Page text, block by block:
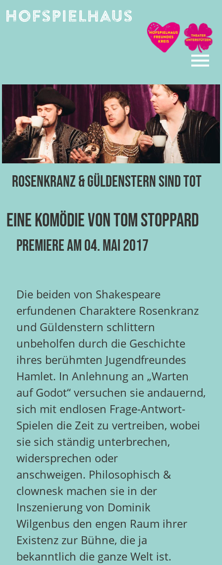
Rosenkranz & Güldenstern sind tot
Eine Komödie von Tom Stoppard
Premiere am 04. Mai 2017
Die beiden von Shakespeare
erfundenen Charaktere Rosenkranz
und Güldenstern schlittern
unbeholfen durch die Geschichte
ihres berühmten Jugendfreundes
Hamlet. In Anlehnung an „Warten
auf Godot“ versuchen sie andauernd,
sich mit endlosen Frage-Antwort-
Spielen die Zeit zu vertreiben, wobei
sie sich ständig unterbrechen,
widersprechen oder
anschweigen. Philosophisch &
clownesk machen sie in der
Inszenierung von Dominik
Wilgenbus den engen Raum ihrer
Existenz zur Bühne, die ja
bekanntlich die ganze Welt ist.